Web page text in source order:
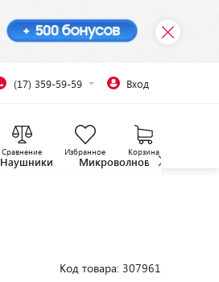
(17) 359-59-59 Вход
Сравнение Избранное Корзина
Наушники Микроволновые печи
Код товара: 307961